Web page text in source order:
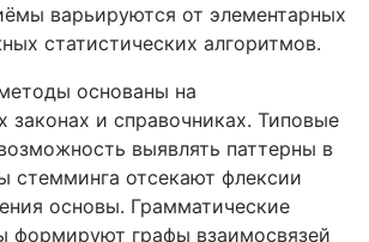
варьируются от элементарных
статистических алгоритмов.
основаны на
законах и справочниках. Типовые
выявлять паттерны в
стемминга отсекают флексии
основы. Грамматические
формируют графы взаимосвязей